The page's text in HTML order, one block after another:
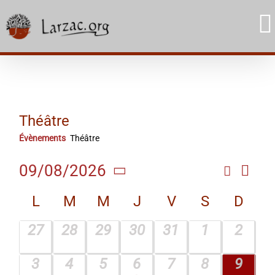
to
content
Théâtre
Évènements Théâtre
et
de
Mois
09/08/2026
une
date.
Calendrier
de
Évènements
L M M J V S
D
0
27
0
28
0
29
0
30
0
31
0
1
0
2
0
3
0
4
0
5
1
6
0
7
0
8
0
9